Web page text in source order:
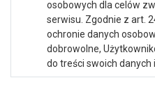
osobowych dla celów
serwisu. Zgodnie z art.
ochronie danych
dobrowolne,
do treści swoich danych